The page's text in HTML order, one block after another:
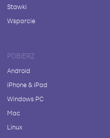
Stawki
Wsparcie
POBIERZ
Android
iPhone & iPad
Windows PC
Mac
Linux